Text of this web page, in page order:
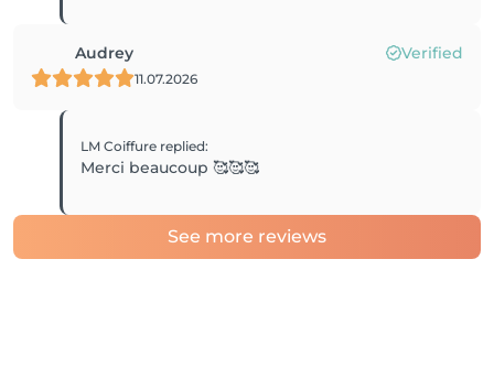
Audrey Verified
11.07.2026
LM Coiffure replied:
Merci beaucoup 🥰🥰🥰
See more reviews